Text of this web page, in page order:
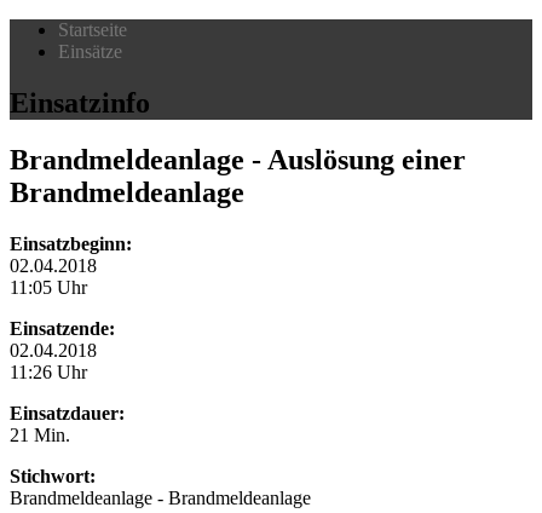
Startseite
Einsätze
Einsatzinfo
Brandmeldeanlage - Auslösung einer
Brandmeldeanlage
Einsatzbeginn:
02.04.2018
11:05 Uhr
Einsatzende:
02.04.2018
11:26 Uhr
Einsatzdauer:
21 Min.
Stichwort:
Brandmeldeanlage - Brandmeldeanlage